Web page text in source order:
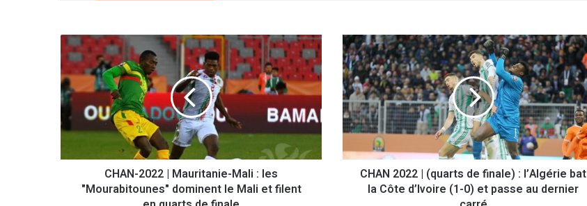
H
A
N
-
2
0
2
CHAN-2022 | Mauritanie-Mali : les
"Mourabitounes" dominent le Mali et filent
C
H
A
N
2
0
2
|
CHAN 2022 | (quarts de finale) : l’Algérie bat
la Côte d’Ivoire (1-0) et passe au dernier